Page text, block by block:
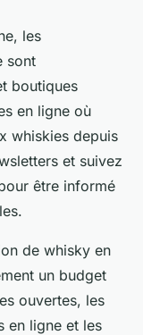
les
sont
boutiques
en ligne où
whiskies depuis
et suivez
être informé
de whisky en
un budget
ouvertes, les
en ligne et les